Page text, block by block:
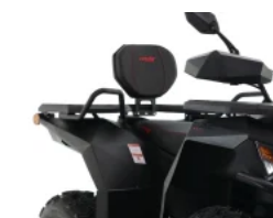
999,00 zł.